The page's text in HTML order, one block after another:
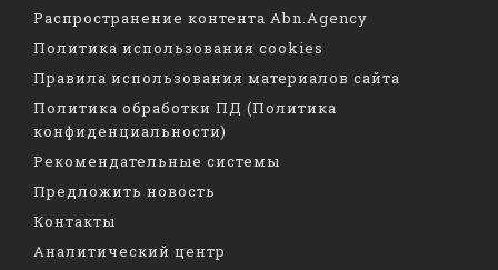
Распространение контента Abn.Agency
Политика использования cookies
Правила использования материалов сайта
Политика обработки ПД (Политика
конфиденциальности)
Рекомендательные системы
Предложить новость
Контакты
Аналитический центр